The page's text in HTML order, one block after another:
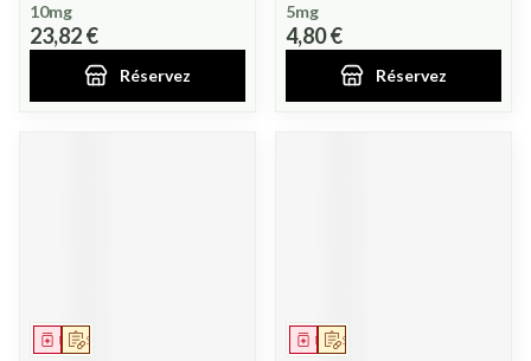
10mg
23,82 €
Réservez
5mg
4,80 €
Réservez
Sur prescription
Médicament Sur prescription
Médicament